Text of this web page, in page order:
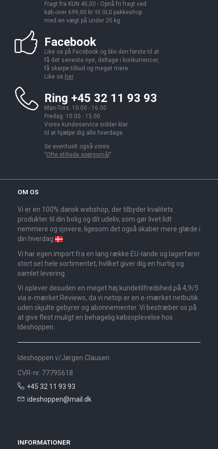
Fragt fra KUN 45,00 - Opnå fri fragt ved
køb over 699,00 kr. til GLS pakkeshop
med en vægt på under 20 kg.
Facebook
Like os på Facebook og bliv den første til at
få det seneste nye, deltage i konkurrencer,
få skarpe tilbud og meget mere.
Like os her.
Ring +45 32 11 93 93
Man-Tors: 10.00 - 16.00
Fredag: 10.00 - 15.00
Vores kundeservice sidder klar
til at hjælpe dig alle hverdage.
Se eventuelt også vores
"Ofte stillede spørgsmål ".
OM OS
Vi er en 100% dansk webshop, der tilbyder kvalitets
produkter til din bolig og dit udeliv, som gør livet lidt
nemmere og sjovere, ligesom det også skaber mere glæde i
din hverdag
Vi har egen import fra en lang række EU-lande og lagerfører
stort set hele sortimentet, hvilket giver dig en hurtig og
samlet levering.
Vi oplever desuden en meget høj kundetilfredshed på 4,9/5
via e-mærket Reviews, da vi netop er en e-mærket netbutik
uden skjulte gebyrer og abonnementer. Vi bestræber os på
at give flest muligt en behagelig købsoplevelse hos
Ideshoppen.
Ideshoppen v/Jørgen Clausen
CVR-nr. 77795618
+45 32 11 93 93
ideshoppen@mail.dk
INFORMATIONER